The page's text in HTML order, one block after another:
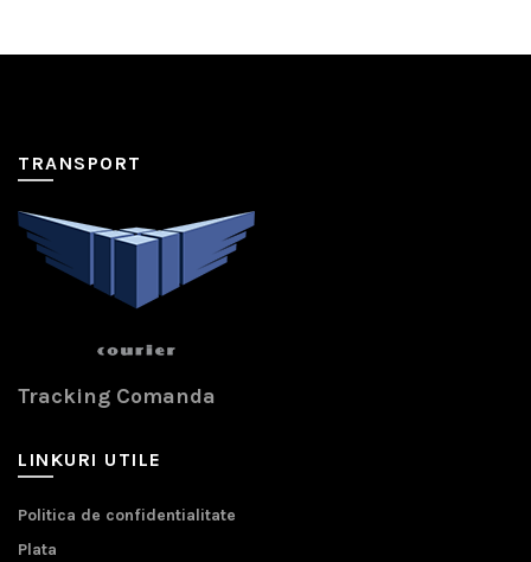
TRANSPORT
Tracking Comanda
LINKURI UTILE
Politica de confidentialitate
Plata